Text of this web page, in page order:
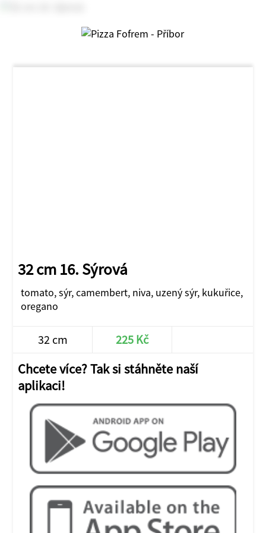
32 cm 16. Sýrová
tomato, sýr, camembert, niva, uzený sýr, kukuřice,
oregano
32 cm 225 Kč
Chcete více? Tak si stáhněte naší
aplikaci!